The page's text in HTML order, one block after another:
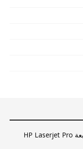
تحميل تعريف طابعة HP Laserjet Pro